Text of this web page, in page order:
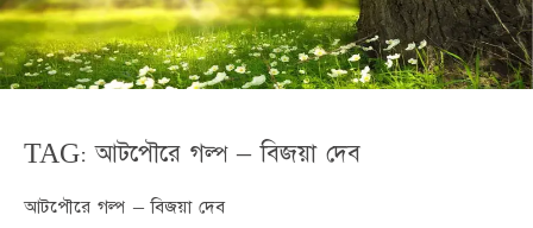
TAG: আটপৌরে গল্প – বিজয়া দেব
আটপৌরে গল্প – বিজয়া দেব